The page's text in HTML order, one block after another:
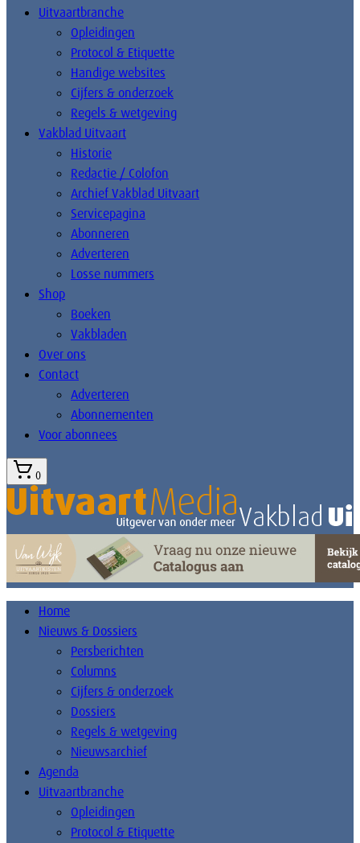
Uitvaartbranche
Opleidingen
Protocol & Etiquette
Handige websites
Cijfers & onderzoek
Regels & wetgeving
Vakblad Uitvaart
Historie
Redactie / Colofon
Archief Vakblad Uitvaart
Servicepagina
Abonneren
Adverteren
Losse nummers
Shop
Boeken
Vakbladen
Over ons
Contact
Adverteren
Abonnementen
Voor abonnees
0
Home
Nieuws & Dossiers
Persberichten
Columns
Cijfers & onderzoek
Dossiers
Regels & wetgeving
Nieuwsarchief
Agenda
Uitvaartbranche
Opleidingen
Protocol & Etiquette